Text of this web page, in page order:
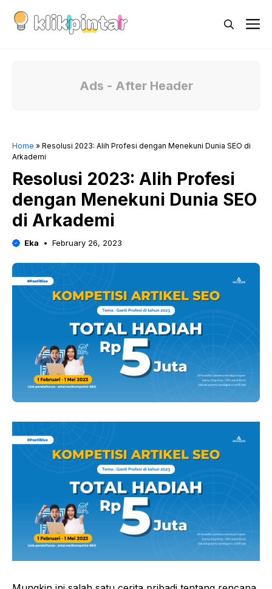
Ads - After Header
Home » Resolusi 2023: Alih Profesi dengan Menekuni Dunia SEO di
Arkademi
Resolusi 2023: Alih Profesi
dengan Menekuni Dunia SEO
di Arkademi
Eka February 26, 2023